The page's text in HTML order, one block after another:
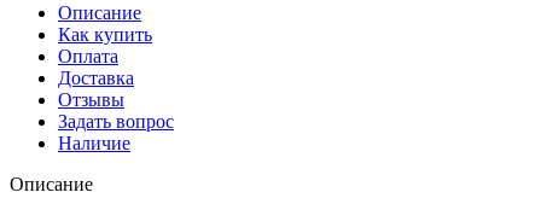
Описание
Как купить
Оплата
Доставка
Отзывы
Задать вопрос
Наличие
Описание